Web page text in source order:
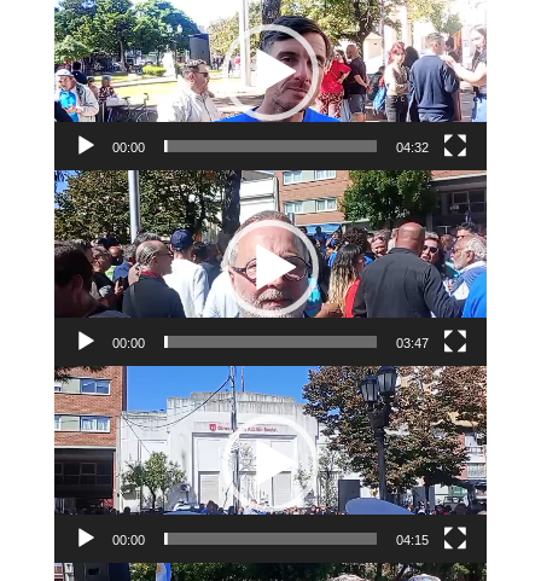
de
vídeo
00:00 04:32
Reproductor
de
vídeo
00:00 03:47
Reproductor
de
vídeo
00:00 04:15
Reproductor